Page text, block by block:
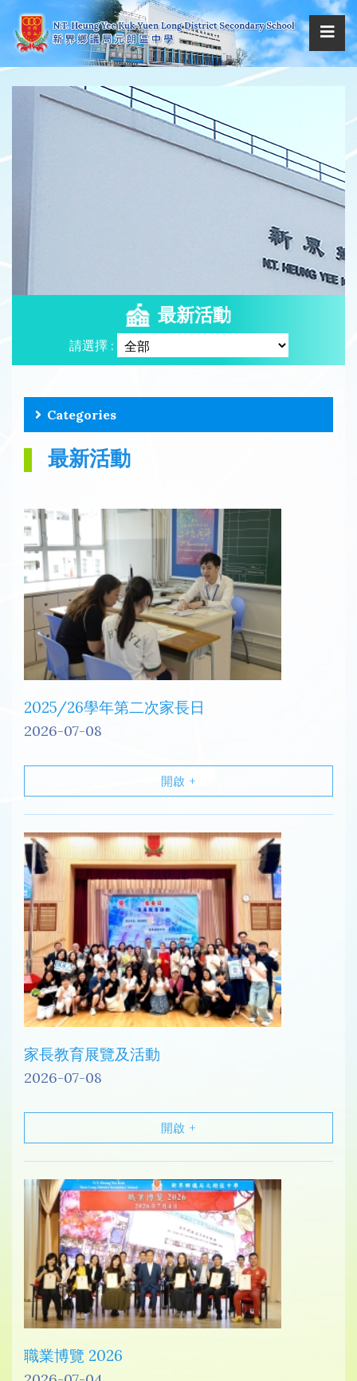
最新活動
請選擇 :
Categories
最新活動
2025/26學年第二次家長日
2026-07-08
開啟
家長教育展覽及活動
2026-07-08
開啟
職業博覽 2026